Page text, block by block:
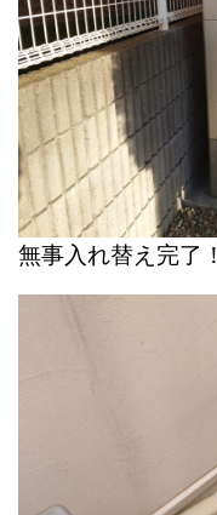
無事入れ替え完了！